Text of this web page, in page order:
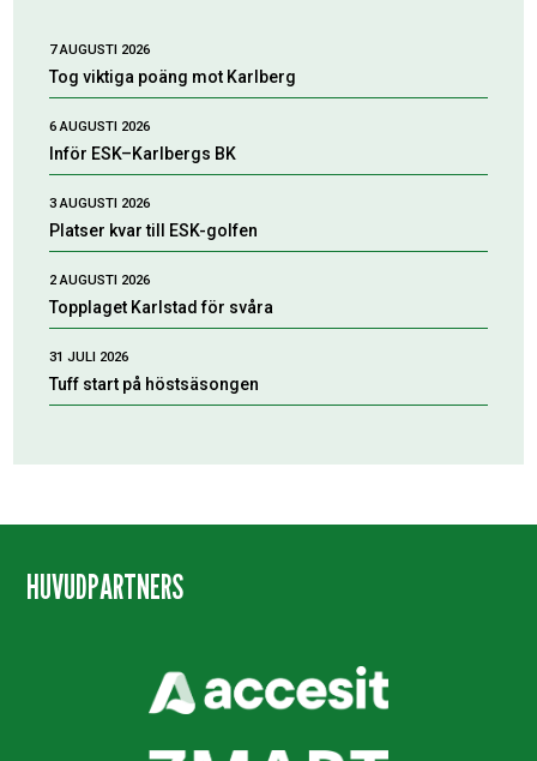
Tog viktiga poäng mot Karlberg
7 AUGUSTI 2026
Inför ESK–Karlbergs BK
6 AUGUSTI 2026
Platser kvar till ESK-golfen
3 AUGUSTI 2026
Topplaget Karlstad för svåra
2 AUGUSTI 2026
Tuff start på höstsäsongen
31 JULI 2026
HUVUDPARTNERS